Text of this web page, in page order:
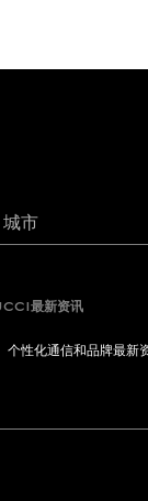
市
最新资讯
个性化通信和品牌最新